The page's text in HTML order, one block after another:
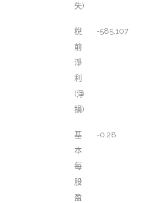
失)
稅
前
淨
利
(淨
損)
-585,107
基
本
每
股
盈
-0.28